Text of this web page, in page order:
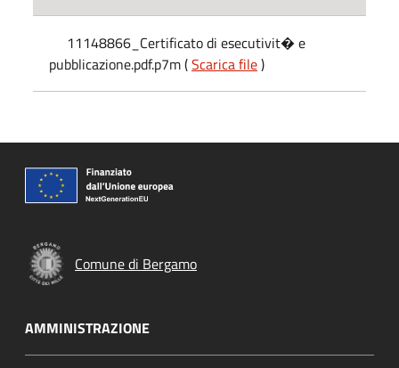
11148866_Certificato di esecutivit� e
pubblicazione.pdf.p7m (Scarica file)
Comune di Bergamo
AMMINISTRAZIONE